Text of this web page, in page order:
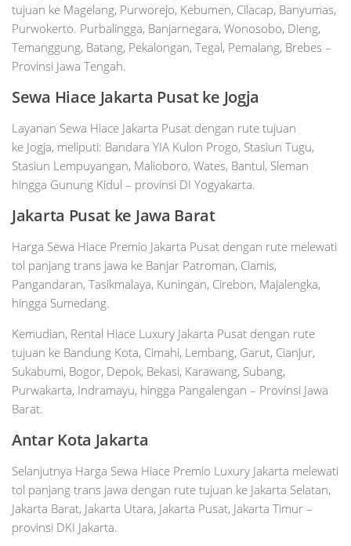
tujuan ke Magelang, Purworejo, Kebumen, Cilacap, Banyumas,
Purwokerto. Purbalingga, Banjarnegara, Wonosobo, Dieng,
Temanggung, Batang, Pekalongan, Tegal, Pemalang, Brebes –
Provinsi Jawa Tengah.
Sewa Hiace Jakarta Pusat ke Jogja
Layanan Sewa Hiace Jakarta Pusat dengan rute tujuan
ke Jogja, meliputi: Bandara YIA Kulon Progo, Stasiun Tugu,
Stasiun Lempuyangan, Malioboro, Wates, Bantul, Sleman
hingga Gunung Kidul – provinsi DI Yogyakarta.
Jakarta Pusat ke Jawa Barat
Harga Sewa Hiace Premio Jakarta Pusat dengan rute melewati
tol panjang trans jawa ke Banjar Patroman, Ciamis,
Pangandaran, Tasikmalaya, Kuningan, Cirebon, Majalengka,
hingga Sumedang.
Kemudian, Rental Hiace Luxury Jakarta Pusat dengan rute
tujuan ke Bandung Kota, Cimahi, Lembang, Garut, Cianjur,
Sukabumi, Bogor, Depok, Bekasi, Karawang, Subang,
Purwakarta, Indramayu, hingga Pangalengan – Provinsi Jawa
Barat.
Antar Kota Jakarta
Selanjutnya Harga Sewa Hiace Premio Luxury Jakarta melewati
tol panjang trans jawa dengan rute tujuan ke Jakarta Selatan,
Jakarta Barat, Jakarta Utara, Jakarta Pusat, Jakarta Timur –
provinsi DKI Jakarta.